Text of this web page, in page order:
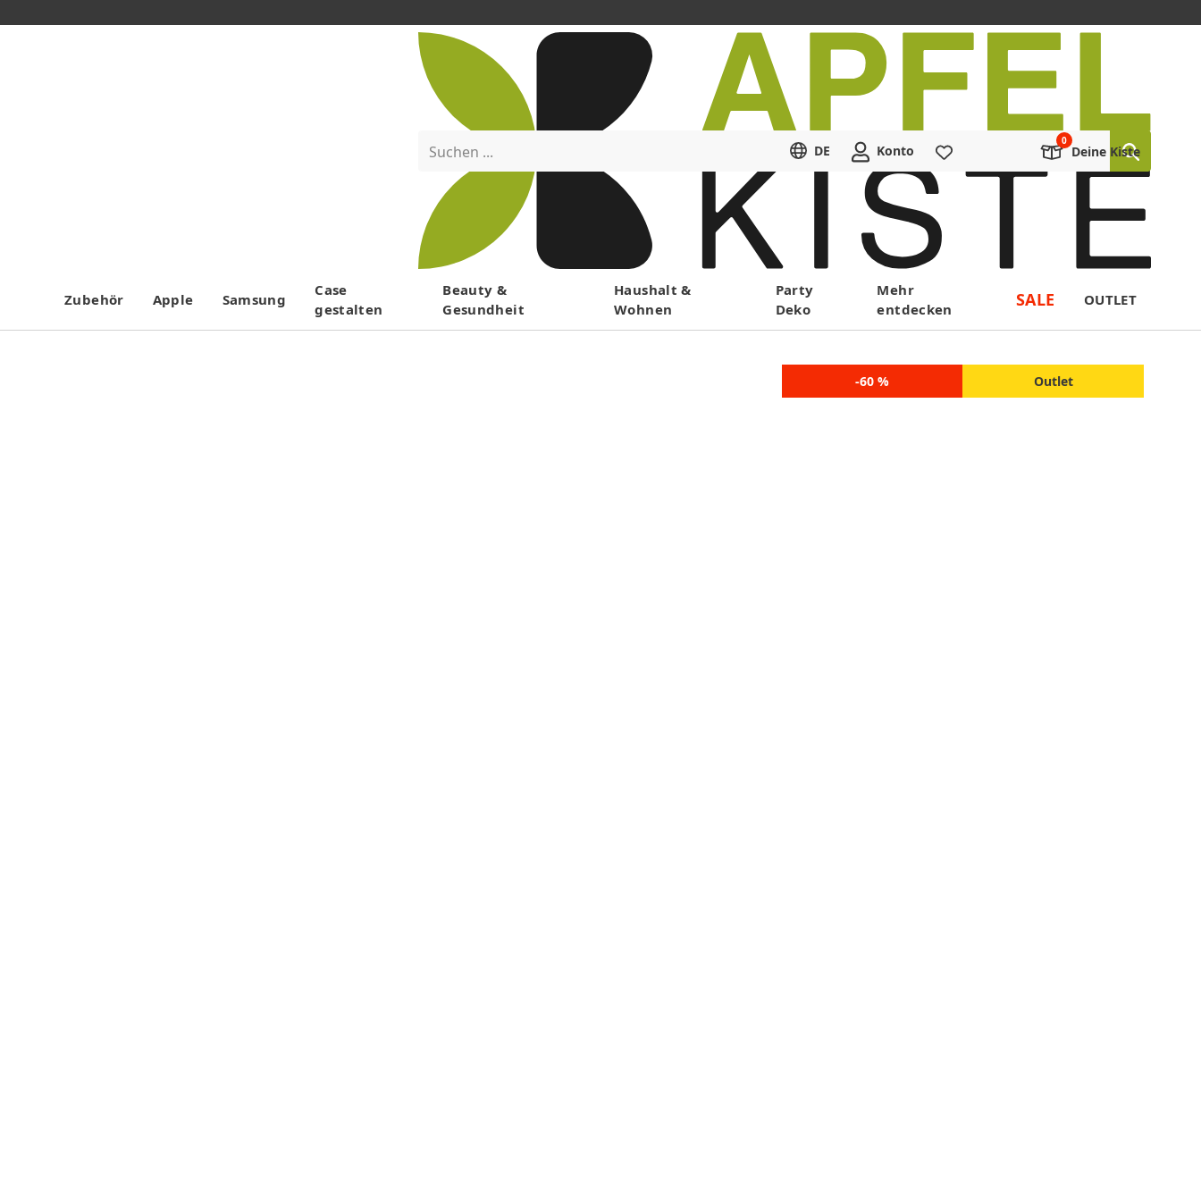
Menü
Suchen ... DE Konto Deine Kiste
Zubehör Apple Samsung
Case
gestalten
Beauty &
Gesundheit
Haushalt &
Wohnen
Party
Deko
Mehr
entdecken
SALE OUTLET
-60 % Outlet